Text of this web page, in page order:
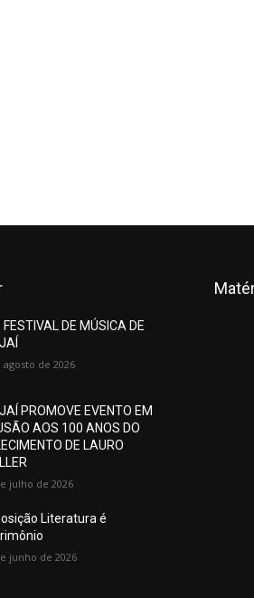
FESTIVAL DE MÚSICA DE
agosto de 2026
PROMOVE EVENTO EM
AOS 100 ANOS DO
DE LAURO
julho de 2026
Literatura é
junho de 2026